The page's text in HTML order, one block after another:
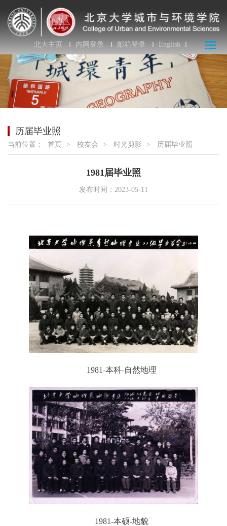
北大主页 内网登录 邮箱登录 English
历届毕业照
当前位置： 首页 > 校友会 > 时光剪影 > 历届毕业照
1981届毕业照
发布时间：2023-05-11
1981-本科-自然地理
1981-本硕-地貌